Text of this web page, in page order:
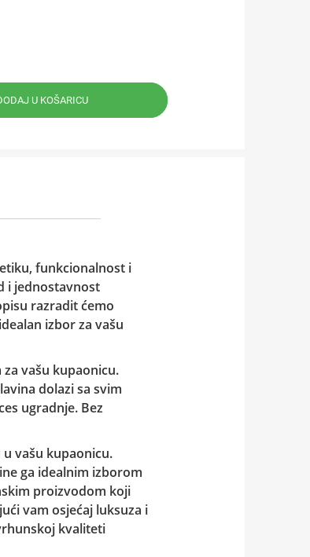
funkcionalnost i
i jednostavnost
razradit ćemo
izbor za vašu
vašu kupaonicu.
dolazi sa svim
ugradnje. Bez
vašu kupaonicu.
ga idealnim izborom
proizvodom koji
vam osjećaj luksuza i
kvaliteti